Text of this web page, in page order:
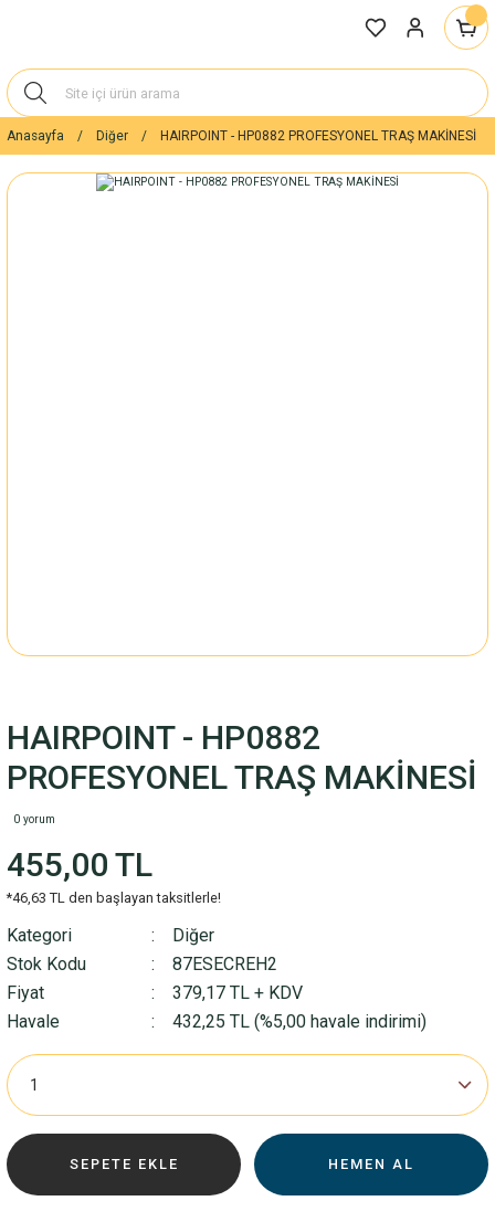
Anasayfa Diğer HAIRPOINT - HP0882 PROFESYONEL TRAŞ MAKİNESİ
HAIRPOINT - HP0882
PROFESYONEL TRAŞ MAKİNESİ
0 yorum
455,00 TL
*46,63 TL den başlayan taksitlerle!
Kategori
Diğer
Stok Kodu
87ESECREH2
Fiyat
379,17 TL + KDV
Havale
432,25 TL (%5,00 havale indirimi)
SEPETE EKLE HEMEN AL